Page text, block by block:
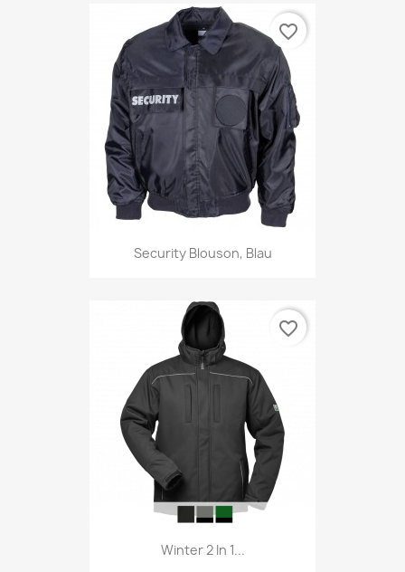
Security Blouson, Blau
favorite_border
Winter 2 In 1...
favorite_border